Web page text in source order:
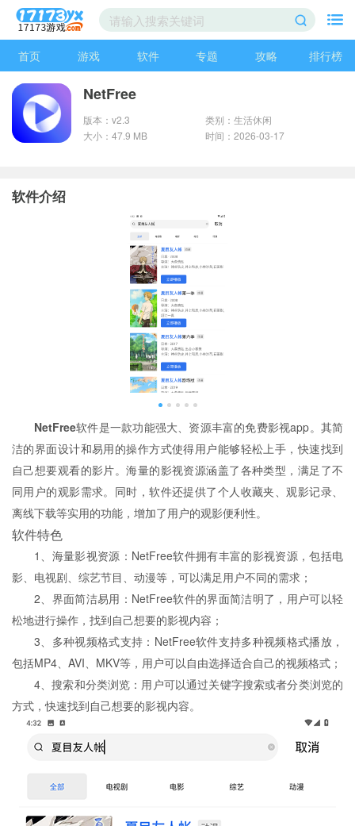
首页 游戏 软件 专题 攻略 排行榜
NetFree
版本：v2.3
类别：生活休闲
大小：47.9 MB
时间：2026-03-17
软件介绍
NetFree软件是一款功能强大、资源丰富的免费影视app。其简
洁的界面设计和易用的操作方式使得用户能够轻松上手，快速找到
自己想要观看的影片。海量的影视资源涵盖了各种类型，满足了不
同用户的观影需求。同时，软件还提供了个人收藏夹、观影记录、
离线下载等实用的功能，增加了用户的观影便利性。
软件特色
1、海量影视资源：NetFree软件拥有丰富的影视资源，包括电
影、电视剧、综艺节目、动漫等，可以满足用户不同的需求；
2、界面简洁易用：NetFree软件的界面简洁明了，用户可以轻
松地进行操作，找到自己想要的影视内容；
3、多种视频格式支持：NetFree软件支持多种视频格式播放，
包括MP4、AVI、MKV等，用户可以自由选择适合自己的视频格式；
4、搜索和分类浏览：用户可以通过关键字搜索或者分类浏览的
方式，快速找到自己想要的影视内容。